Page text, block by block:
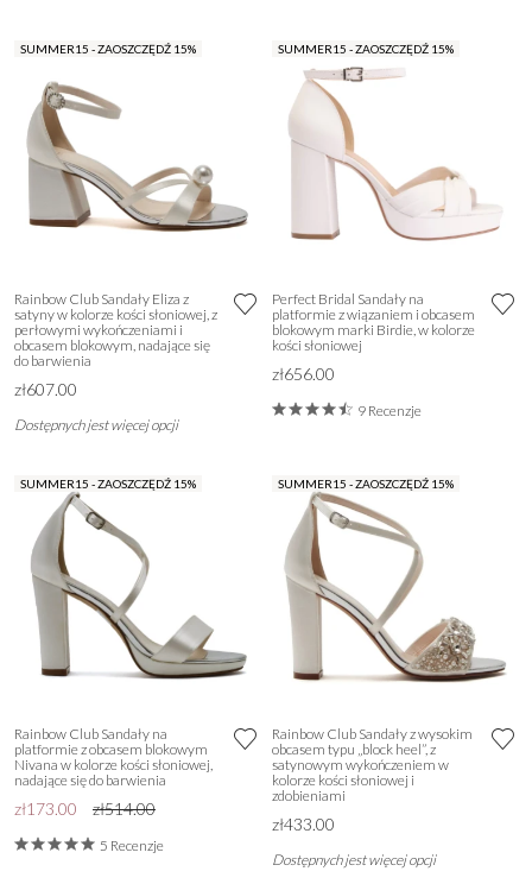
SUMMER15 - ZAOSZCZĘDŹ 15%
Rainbow Club Sandały Eliza z
satyny w kolorze kości słoniowej, z
perłowymi wykończeniami i
obcasem blokowym, nadające się
do barwienia
zł607.00
Dostępnych jest więcej opcji
SUMMER15 - ZAOSZCZĘDŹ 15%
Perfect Bridal Sandały na
platformie z wiązaniem i obcasem
blokowym marki Birdie, w kolorze
kości słoniowej
zł656.00
9 Recenzje
SUMMER15 - ZAOSZCZĘDŹ 15%
Rainbow Club Sandały na
platformie z obcasem blokowym
Nivana w kolorze kości słoniowej,
nadające się do barwienia
zł173.00 zł514.00
5 Recenzje
SUMMER15 - ZAOSZCZĘDŹ 15%
Rainbow Club Sandały z wysokim
obcasem typu „block heel”, z
satynowym wykończeniem w
kolorze kości słoniowej i
zdobieniami
zł433.00
Dostępnych jest więcej opcji